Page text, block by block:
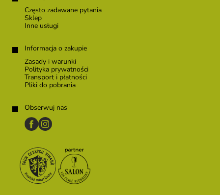
Często zadawane pytania
Sklep
Inne usługi
Informacja o zakupie
Zasady i warunki
Polityka prywatności
Transport i płatności
Pliki do pobrania
Obserwuj nas